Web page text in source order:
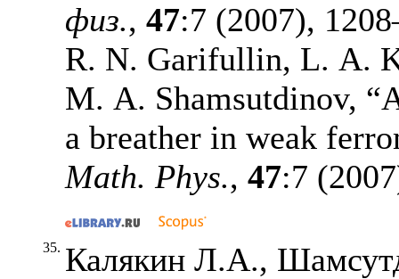
физ., 47:7 (2007),
R. N. Garifullin, L. A.
M. A. Shamsutdinov,
a breather in weak
Math. Phys., 47:7
35. Калякин Л.А.,